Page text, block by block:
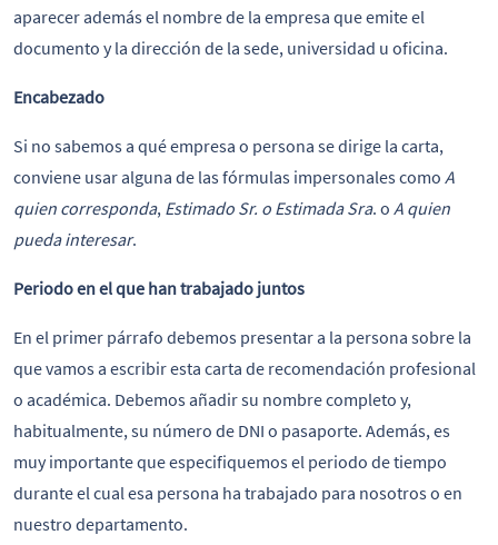
aparecer además el nombre de la empresa que emite el
documento y la dirección de la sede, universidad u oficina.
Encabezado
Si no sabemos a qué empresa o persona se dirige la carta,
conviene usar alguna de las fórmulas impersonales como A
quien corresponda, Estimado Sr. o Estimada Sra. o A quien
pueda interesar.
Periodo en el que han trabajado juntos
En el primer párrafo debemos presentar a la persona sobre la
que vamos a escribir esta carta de recomendación profesional
o académica. Debemos añadir su nombre completo y,
habitualmente, su número de DNI o pasaporte. Además, es
muy importante que especifiquemos el periodo de tiempo
durante el cual esa persona ha trabajado para nosotros o en
nuestro departamento.